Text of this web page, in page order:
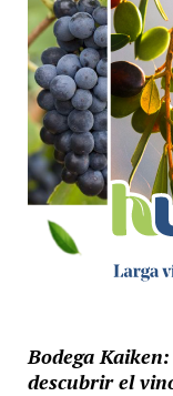
Bodega
descubrir el